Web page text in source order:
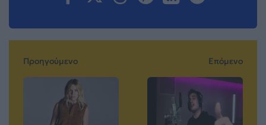
Προηγούμενο Επόμενο